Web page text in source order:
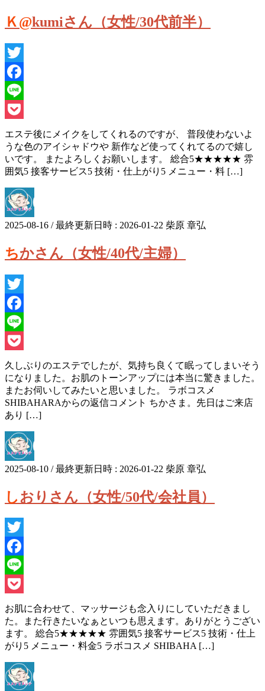
Ｋ@kumiさん（女性/30代前半）
Twitter
Facebook
Line
エステ後にメイクをしてくれるのですが、 普段使わないよ
うな色のアイシャドウや 新作など使ってくれてるので嬉し
いです。 またよろしくお願いします。 総合5★★★★★ 雰
囲気5 接客サービス5 技術・仕上がり5 メニュー・料 […]
2025-08-16 / 最終更新日時 : 2026-01-22 柴原 章弘
ちかさん（女性/40代/主婦）
Twitter
Facebook
Line
Pocket
久しぶりのエステでしたが、気持ち良くて眠ってしまいそう
になりました。お肌のトーンアップには本当に驚きました。
またお伺いしてみたいと思いました。 ラボコスメ
SHIBAHARAからの返信コメント ちかさま。先日はご来店
あり […]
2025-08-10 / 最終更新日時 : 2026-01-22 柴原 章弘
しおりさん（女性/50代/会社員）
Twitter
Facebook
Line
Pocket
お肌に合わせて、マッサージも念入りにしていただきまし
た。また行きたいなぁといつも思えます。ありがとうござい
ます。 総合5★★★★★ 雰囲気5 接客サービス5 技術・仕上
がり5 メニュー・料金5 ラボコスメ SHIBAHA […]